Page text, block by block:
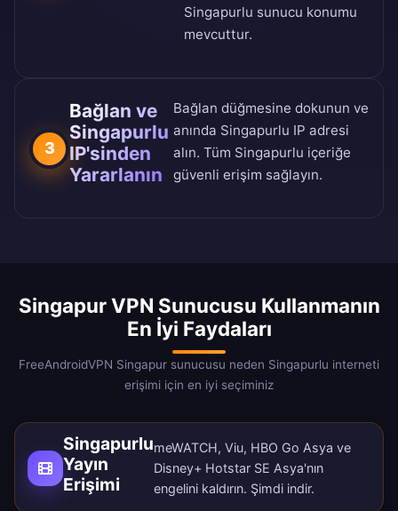
Singapurlu sunucu konumu
mevcuttur.
3
Bağlan ve
Singapurlu
IP'sinden
Yararlanın
Bağlan düğmesine dokunun ve
anında Singapurlu IP adresi
alın. Tüm Singapurlu içeriğe
güvenli erişim sağlayın.
Singapur VPN Sunucusu Kullanmanın
En İyi Faydaları
FreeAndroidVPN Singapur sunucusu neden Singapurlu interneti
erişimi için en iyi seçiminiz
Singapurlu
Yayın
Erişimi
meWATCH, Viu, HBO Go Asya ve
Disney+ Hotstar SE Asya'nın
engelini kaldırın. Şimdi indir.